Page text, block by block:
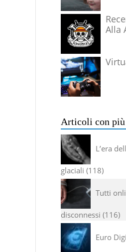
Alla
Articoli con
L’era
glaciali 118
Tutti
disconnessi 116
Euro